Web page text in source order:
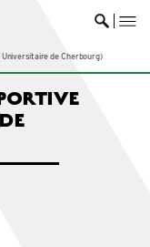
de Cherbourg)